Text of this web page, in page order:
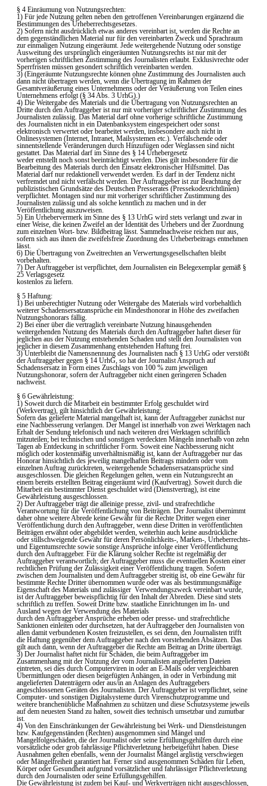
§ 4 Einräumung von Nutzungsrechten:
1) Für jede Nutzung gelten neben den getroffenen Vereinbarungen ergänzend die
Bestimmungen des Urheberrechtsgesetzes.
2) Sofern nicht ausdrücklich etwas anderes vereinbart ist, werden die Rechte an
dem gegenständlichen Material nur für den vereinbarten Zweck und Sprachraum
zur einmaligen Nutzung eingeräumt. Jede weitergehende Nutzung oder sonstige
Ausweitung des ursprünglich eingeräumten Nutzungsrechts ist nur mit der
vorherigen schriftlichen Zustimmung des Journalisten erlaubt. Exklusivrechte oder
Sperrfristen müssen gesondert schriftlich vereinbarten werden.
3) (Eingeräumte Nutzungsrechte können ohne Zustimmung des Journalisten auch
dann nicht übertragen werden, wenn die Übertragung im Rahmen der
Gesamtveräußerung eines Unternehmens oder der Veräußerung von Teilen eines
Unternehmens erfolgt (§ 34 Abs. 3 UrhG).)
4) Die Weitergabe des Materials und die Übertragung von Nutzungsrechten an
Dritte durch den Auftraggeber ist nur mit vorheriger schriftlicher Zustimmung des
Journalisten zulässig. Das Material darf ohne vorherige schriftliche Zustimmung
des Journalisten nicht in ein Datenbanksystem eingespeichert oder sonst
elektronisch verwertet oder bearbeitet werden, insbesondere auch nicht in
Onlinesystemen (Internet, Intranet, Mailsystemen etc.). Verfälschende oder
sinnentstellende Veränderungen durch Hinzufügen oder Weglassen sind nicht
gestattet. Das Material darf im Sinne des § 14 Urhebergesetz
weder entstellt noch sonst beeinträchtigt werden. Dies gilt insbesondere für die
Bearbeitung des Materials durch den Einsatz elektronischer Hilfsmittel. Das
Material darf nur redaktionell verwendet werden. Es darf in der Tendenz nicht
verfremdet und nicht verfälscht werden. Der Auftraggeber ist zur Beachtung der
publizistischen Grundsätze des Deutschen Presserates (Pressekodexrichtlinien)
verpflichtet. Montagen sind nur mit vorheriger schriftlicher Zustimmung des
Journalisten zulässig und als solche kenntlich zu machen und in der
Veröffentlichung auszuweisen.
5) Ein Urhebervermerk im Sinne des § 13 UrhG wird stets verlangt und zwar in
einer Weise, die keinen Zweifel an der Identität des Urhebers und der Zuordnung
zum einzelnen Wort- bzw. Bildbeitrag lässt. Sammelnachweise reichen nur aus,
sofern sich aus ihnen die zweifelsfreie Zuordnung des Urheberbeitrags entnehmen
lässt.
6) Die Übertragung von Zweitrechten an Verwertungsgesellschaften bleibt
vorbehalten.
7) Der Auftraggeber ist verpflichtet, dem Journalisten ein Belegexemplar gemäß §
25 Verlagsgesetz
kostenlos zu liefern.
§ 5 Haftung:
1) Bei unberechtigter Nutzung oder Weitergabe des Materials wird vorbehaltlich
weiterer Schadensersatzansprüche ein Mindesthonorar in Höhe des zweifachen
Nutzungshonorars fällig.
2) Bei einer über die vertraglich vereinbarte Nutzung hinausgehenden
weitergehenden Nutzung des Materials durch den Auftraggeber haftet dieser für
jeglichen aus der Nutzung entstehenden Schaden und stellt den Journalisten von
jeglicher in diesem Zusammenhang entstehenden Haftung frei.
3) Unterbleibt die Namensnennung des Journalisten nach § 13 UrhG oder verstößt
der Auftraggeber gegen § 14 UrhG, so hat der Journalist Anspruch auf
Schadensersatz in Form eines Zuschlags von 100 % zum jeweiligen
Nutzungshonorar, sofern der Auftraggeber nicht einen geringeren Schaden
nachweist.
§ 6 Gewährleistung:
1) Soweit durch die Mitarbeit ein bestimmter Erfolg geschuldet wird
(Werkvertrag), gilt hinsichtlich der Gewährleistung:
Sofern das gelieferte Material mangelhaft ist, kann der Auftraggeber zunächst nur
eine Nachbesserung verlangen. Der Mangel ist innerhalb von zwei Werktagen nach
Erhalt der Sendung telefonisch und nach weiteren drei Werktagen schriftlich
mitzuteilen; bei technischen und sonstigen verdeckten Mängeln innerhalb von zehn
Tagen ab Entdeckung in schriftlicher Form. Soweit eine Nachbesserung nicht
möglich oder kostenmäßig unverhältnismäßig ist, kann der Auftraggeber nur das
Honorar hinsichtlich des jeweilig mangelhaften Beitrags mindern oder vom
einzelnen Auftrag zurücktreten, weitergehende Schadensersatzansprüche sind
ausgeschlossen. Die gleichen Regelungen gelten, wenn ein Nutzungsrecht an
einem bereits erstellten Beitrag eingeräumt wird (Kaufvertrag). Soweit durch die
Mitarbeit ein bestimmter Dienst geschuldet wird (Dienstvertrag), ist eine
Gewährleistung ausgeschlossen.
2) Der Auftraggeber trägt die alleinige presse, zivil- und strafrechtliche
Verantwortung für die Veröffentlichung von Beiträgen. Der Journalist übernimmt
daher ohne weitere Abrede keine Gewähr für die Rechte Dritter wegen einer
Veröffentlichung durch den Auftraggeber, wenn diese Dritten in veröffentlichten
Beiträgen erwähnt oder abgebildet werden, weiterhin auch keine ausdrückliche
oder stillschweigende Gewähr für deren Persönlichkeits-, Marken-, Urheberrechts-
und Eigentumsrechte sowie sonstige Ansprüche infolge einer Veröffentlichung
durch den Auftraggeber. Für die Klärung solcher Rechte ist regelmäßig der
Auftraggeber verantwortlich; der Auftraggeber muss die eventuellen Kosten einer
rechtlichen Prüfung der Zulässigkeit einer Veröffentlichung tragen. Sofern
zwischen dem Journalisten und dem Auftraggeber streitig ist, ob eine Gewähr für
bestimmte Rechte Dritter übernommen wurde oder was als bestimmungsmäßige
Eigenschaft des Materials und zulässiger Verwendungszweck vereinbart wurde,
ist der Auftraggeber beweispflichtig für den Inhalt der Abreden. Diese sind stets
schriftlich zu treffen. Soweit Dritte bzw. staatliche Einrichtungen im In- und
Ausland wegen der Verwendung des Materials
durch den Auftraggeber Ansprüche erheben oder presse- und strafrechtliche
Sanktionen einleiten oder durchsetzen, hat der Auftraggeber den Journalisten von
allen damit verbundenen Kosten freizustellen, es sei denn, den Journalisten trifft
die Haftung gegenüber dem Auftraggeber nach den vorstehenden Absätzen. Das
gilt auch dann, wenn der Auftraggeber die Rechte am Beitrag an Dritte überträgt.
3) Der Journalist haftet nicht für Schäden, die beim Auftraggeber im
Zusammenhang mit der Nutzung der vom Journalisten angelieferten Dateien
eintreten, sei dies durch Computerviren in oder an E-Mails oder vergleichbaren
Übermittlungen oder diesen beigefügten Anhängen, in oder in Verbindung mit
angelieferten Datenträgern oder aus/in an Anlagen des Auftraggebers
angeschlossenen Geräten des Journalisten. Der Auftraggeber ist verpflichtet, seine
Computer- und sonstigen Digitalsysteme durch Virenschutzprogramme und
weitere branchenübliche Maßnahmen zu schützen und diese Schutzsysteme jeweils
auf dem neuesten Stand zu halten, soweit dies technisch umsetzbar und zumutbar
ist.
4) Von den Einschränkungen der Gewährleistung bei Werk- und Dienstleistungen
bzw. Kaufgegenständen (Rechten) ausgenommen sind Mängel und
Mangelfolgeschäden, die der Journalist oder seine Erfüllungsgehilfen durch eine
vorsätzliche oder grob fahrlässige Pflichtverletzung herbeigeführt haben. Diese
Ausnahmen gelten ebenfalls, wenn der Journalist Mängel arglistig verschwiegen
oder Mängelfreiheit garantiert hat. Ferner sind ausgenommen Schäden für Leben,
Körper oder Gesundheit aufgrund vorsätzlicher und fahrlässiger Pflichtverletzung
durch den Journalisten oder seine Erfüllungsgehilfen.
Die Gewährleistung ist zudem bei Kauf- und Werkverträgen nicht ausgeschlossen,